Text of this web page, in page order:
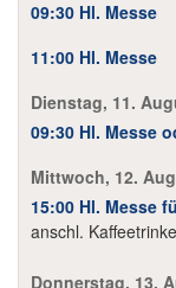
09:30 Hl. Messe
11:00 Hl. Messe
Dienstag, 11.
09:30 Hl. Messe
Mittwoch, 12.
15:00 Hl. Messe
anschl.
Donnerstag, 13.